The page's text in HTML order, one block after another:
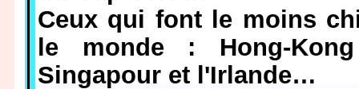
Ceux qui font le moins
le monde : Hong-
Singapour et l'Irlande…